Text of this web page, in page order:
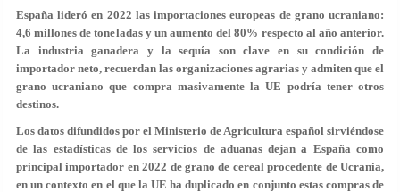
España lideró en 2022 las importaciones europeas de grano ucraniano:
4,6 millones de toneladas y un aumento del 80% respecto al año anterior.
La industria ganadera y la sequía son clave en su condición de
importador neto, recuerdan las organizaciones agrarias y admiten que el
grano ucraniano que compra masivamente la UE podría tener otros
destinos.
Los datos difundidos por el Ministerio de Agricultura español sirviéndose
de las estadísticas de los servicios de aduanas dejan a España como
principal importador en 2022 de grano de cereal procedente de Ucrania,
en un contexto en el que la UE ha duplicado en conjunto estas compras de